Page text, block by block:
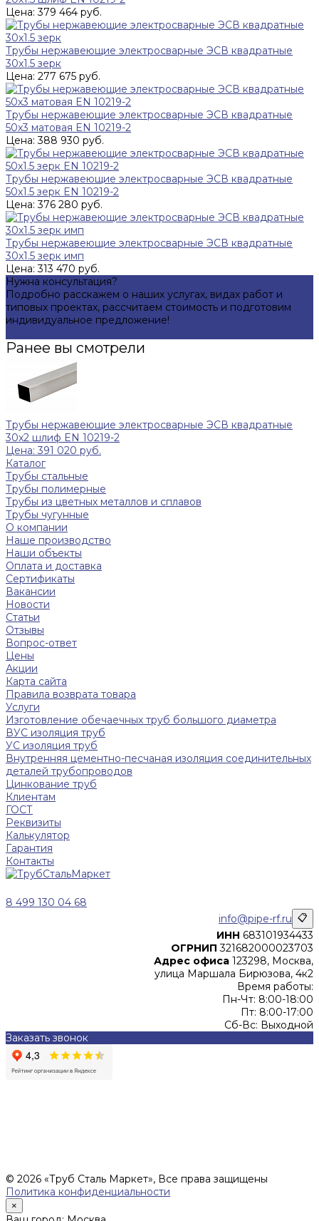
Цена: 379 464 руб.
Трубы нержавеющие электросварные ЭСВ квадратные
30x1.5 зерк
Цена: 277 675 руб.
Трубы нержавеющие электросварные ЭСВ квадратные
50x3 матовая EN 10219-2
Цена: 388 930 руб.
Трубы нержавеющие электросварные ЭСВ квадратные
50x1.5 зерк EN 10219-2
Цена: 376 280 руб.
Трубы нержавеющие электросварные ЭСВ квадратные
30x1.5 зерк имп
Цена: 313 470 руб.
Нужна консультация?
Подробно расскажем о наших услугах, видах работ и
типовых проектах, рассчитаем стоимость и подготовим
индивидуальное предложение!
Ранее вы смотрели
Трубы нержавеющие электросварные ЭСВ квадратные
30x2 шлиф EN 10219-2
Цена: 391 020 руб.
Каталог
Трубы стальные
Трубы полимерные
Трубы из цветных металлов и сплавов
Трубы чугунные
О компании
Наше производство
Наши объекты
Оплата и доставка
Сертификаты
Вакансии
Новости
Статьи
Отзывы
Вопрос-ответ
Цены
Акции
Карта сайта
Правила возврата товара
Услуги
Изготовление обечаечных труб большого диаметра
ВУС изоляция труб
УС изоляция труб
Внутренняя цементно-песчаная изоляция соединительных
деталей трубопроводов
Цинкование труб
Клиентам
ГОСТ
Реквизиты
Калькулятор
Гарантия
Контакты
8 499 130 04 68
info@pipe-rf.ru 📋
ИНН 683101934433
ОГРНИП 321682000023703
Адрес офиса 123298, Москва,
улица Маршала Бирюзова, 4к2
Время работы:
Пн-Чт: 8:00-18:00
Пт: 8:00-17:00
Сб-Вс: Выходной
Заказать звонок
© 2026 «Труб Сталь Маркет», Все права защищены
Политика конфиденциальности
×